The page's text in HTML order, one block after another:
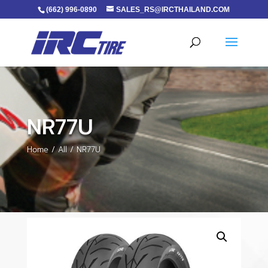
(662) 996-0890 SALES_RS@IRCTHAILAND.COM
NR77U
Home/All/ NR77U